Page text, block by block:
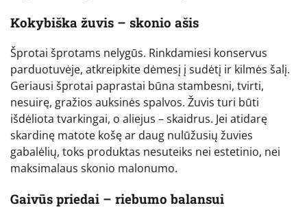
Kokybiška žuvis – skonio ašis
Šprotai šprotams nelygūs. Rinkdamiesi konservus
parduotuvėje, atkreipkite dėmesį į sudėtį ir kilmės šalį.
Geriausi šprotai paprastai būna stambesni, tvirti,
nesuirę, gražios auksinės spalvos. Žuvis turi būti
išdėliota tvarkingai, o aliejus – skaidrus. Jei atidarę
skardinę matote košę ar daug nulūžusių žuvies
gabalėlių, toks produktas nesuteiks nei estetinio, nei
maksimalaus skonio malonumo.
Gaivūs priedai – riebumo balansui